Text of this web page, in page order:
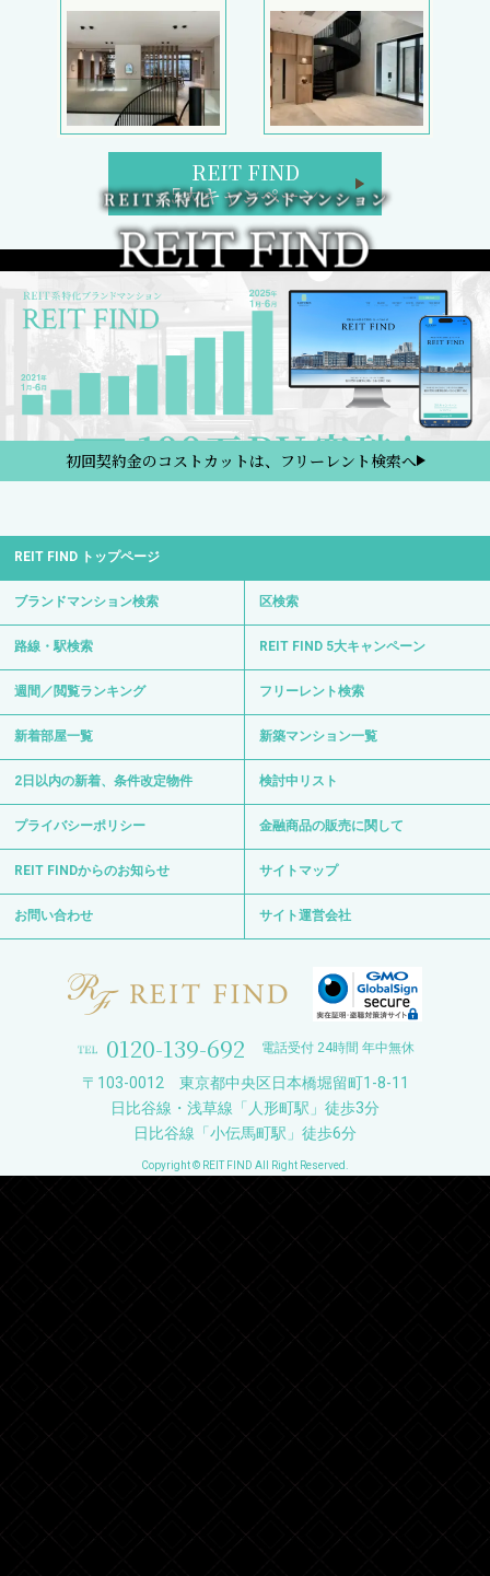
REIT FIND
5大キャンペーン
初回契約金のコストカットは、フリーレント検索へ
REIT FIND トップページ
ブランドマンション検索 区検索
路線・駅検索 REIT FIND 5大キャンペーン
週間／閲覧ランキング フリーレント検索
新着部屋一覧 新築マンション一覧
2日以内の新着、条件改定物件 検討中リスト
プライバシーポリシー 金融商品の販売に関して
REIT FINDからのお知らせ サイトマップ
お問い合わせ サイト運営会社
0120-139-692 電話受付 24時間 年中無休
〒103-0012 東京都中央区日本橋堀留町1-8-11
日比谷線・浅草線「人形町駅」徒歩3分
日比谷線「小伝馬町駅」徒歩6分
Copyright © REIT FIND All Right Reserved.